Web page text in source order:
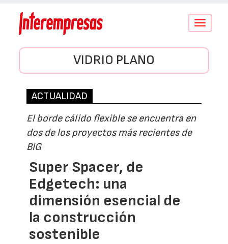
Conmutar
VIDRIO PLANO
ACTUALIDAD
El borde cálido flexible se encuentra en
dos de los proyectos más recientes de
BIG
Super Spacer, de
Edgetech: una
dimensión esencial de
la construcción
sostenible